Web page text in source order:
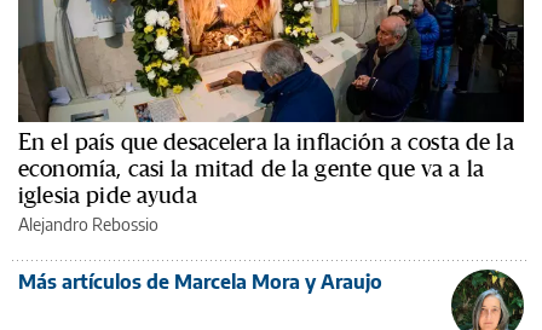
En el país que desacelera la inflación a costa de la
economía, casi la mitad de la gente que va a la
iglesia pide ayuda
Alejandro Rebossio
Más artículos de Marcela Mora y Araujo